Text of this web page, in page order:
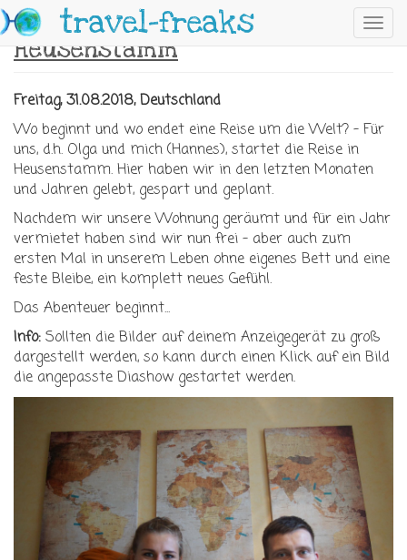
Skip to main contenttravel-freaks
Heusenstamm
Freitag, 31.08.2018, Deutschland
Wo beginnt und wo endet eine Reise um die Welt? - Für
uns, d.h. Olga und mich (Hannes), startet die Reise in
Heusenstamm. Hier haben wir in den letzten Monaten
und Jahren gelebt, gespart und geplant.
Nachdem wir unsere Wohnung geräumt und für ein Jahr
vermietet haben sind wir nun frei - aber auch zum
ersten Mal in unserem Leben ohne eigenes Bett und eine
feste Bleibe, ein komplett neues Gefühl.
Das Abenteuer beginnt...
Info: Sollten die Bilder auf deinem Anzeigegerät zu groß
dargestellt werden, so kann durch einen Klick auf ein Bild
die angepasste Diashow gestartet werden.